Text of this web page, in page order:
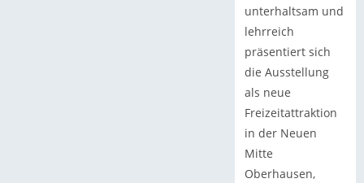
unterhaltsam und
lehrreich
präsentiert sich
die Ausstellung
als neue
Freizeitattraktion
in der Neuen
Mitte
Oberhausen,